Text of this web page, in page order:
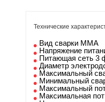
Технические
Вид сварки MMA
Напряжение
Питающая сеть 3
Диаметр
Максимальный
Минимальный
Максимальный
Максимальная